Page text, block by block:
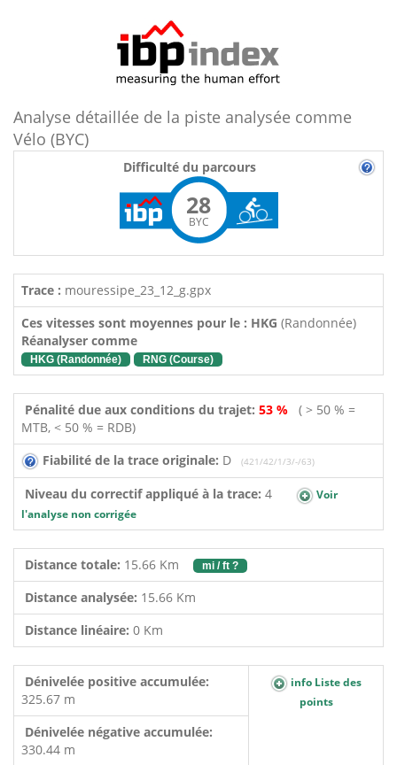
Analyse détaillée de la piste analysée comme
Vélo (BYC)
Difficulté du parcours
28
BYC
Trace : mouressipe_23_12_g.gpx
Ces vitesses sont moyennes pour le : HKG (Randonnée)
Réanalyser comme
HKG (Randonnée) RNG (Course)
Pénalité due aux conditions du trajet: 53 % ( > 50 % =
MTB, < 50 % = RDB)
Fiabilité de la trace originale: D (421/42/1/3/-/63)
Niveau du correctif appliqué à la trace: 4
Voir
l'analyse non corrigée
Distance totale: 15.66 Km mi / ft ?
Distance analysée: 15.66 Km
Distance linéaire: 0 Km
Dénivelée positive accumulée:
325.67 m
info Liste des
points
Dénivelée négative accumulée:
330.44 m